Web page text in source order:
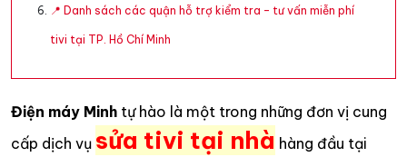
📍 Danh sách các quận hỗ trợ kiểm tra – tư vấn miễn phí
tivi tại TP. Hồ Chí Minh
Điện máy Minh tự hào là một trong những đơn vị cung
cấp dịch vụ sửa tivi tại nhà hàng đầu tại